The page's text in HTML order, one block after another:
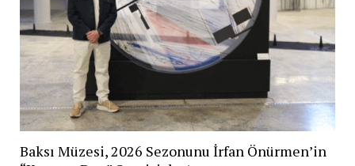
Baksı Müzesi, 2026 Sezonunu İrfan Önürmen’in